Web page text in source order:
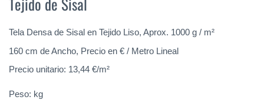
comienzo
la
de
imágenes
Tela Densa de Sisal en Tejido Liso, Aprox. 1000 g / m²
160 cm de Ancho, Precio en € / Metro Lineal
Precio unitario: 13,44 €/m²
Peso: kg